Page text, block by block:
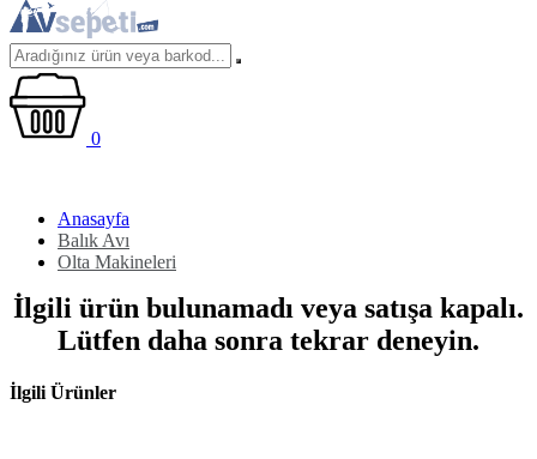
0
Anasayfa
Balık Avı
Olta Makineleri
İlgili ürün bulunamadı veya satışa kapalı.
Lütfen daha sonra tekrar deneyin.
İlgili Ürünler